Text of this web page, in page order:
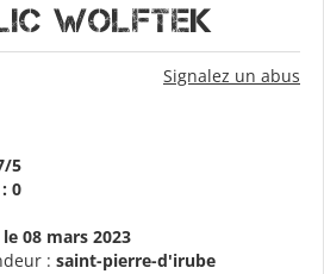
WOLFTEK
Signalez un abus
5
0
08 mars 2023
: saint-pierre-d'irube